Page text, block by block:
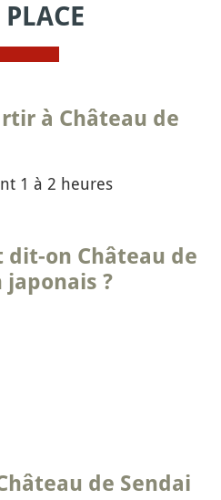
PLACE
à Château de
1 à 2 heures
dit-on Château de
japonais ?
de Sendai